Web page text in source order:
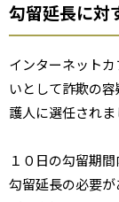
勾留延長に対
インターネット
いとして詐欺の
護人に選任されま
１０日の勾留期
勾留延長の必要